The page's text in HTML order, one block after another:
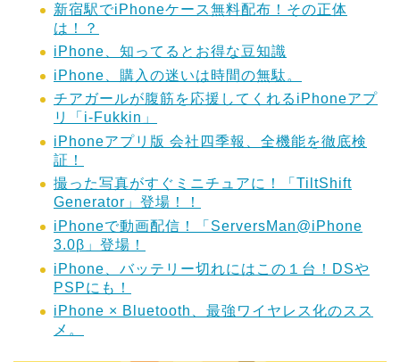
新宿駅でiPhoneケース無料配布！その正体
は！？
iPhone、知ってるとお得な豆知識
iPhone、購入の迷いは時間の無駄。
チアガールが腹筋を応援してくれるiPhoneアプ
リ「i-Fukkin」
iPhoneアプリ版 会社四季報、全機能を徹底検
証！
撮った写真がすぐミニチュアに！「TiltShift
Generator」登場！！
iPhoneで動画配信！「ServersMan@iPhone
3.0β」登場！
iPhone、バッテリー切れにはこの１台！DSや
PSPにも！
iPhone × Bluetooth、最強ワイヤレス化のスス
メ。